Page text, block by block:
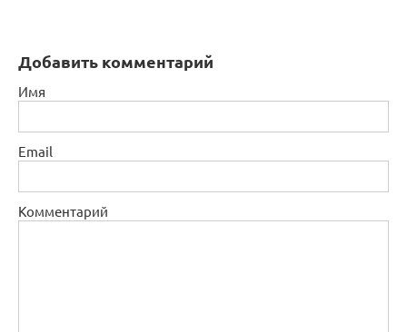
Добавить комментарий
Имя
Email
Комментарий